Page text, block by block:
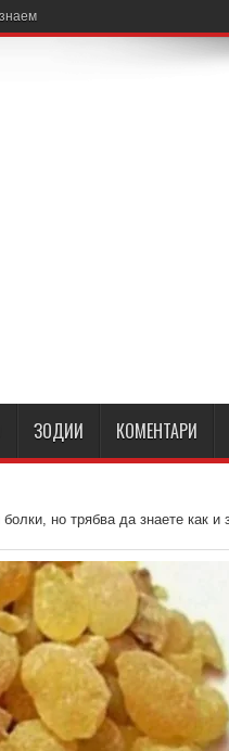
ЗОДИИ КОМЕНТАРИ
но трябва да знаете как и